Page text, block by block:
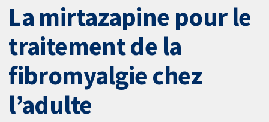
La mirtazapine pour le
traitement de la
fibromyalgie chez
l’adulte